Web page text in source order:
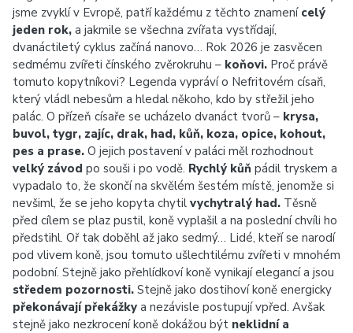
jsme zvyklí v Evropě, patří každému z těchto znamení celý
jeden rok, a jakmile se všechna zvířata vystřídají,
dvanáctiletý cyklus začíná nanovo… Rok 2026 je zasvěcen
sedmému zvířeti čínského zvěrokruhu – koňovi. Proč právě
tomuto kopytníkovi? Legenda vypráví o Nefritovém císaři,
který vládl nebesům a hledal někoho, kdo by střežil jeho
palác. O přízeň císaře se ucházelo dvanáct tvorů – krysa,
buvol, tygr, zajíc, drak, had, kůň, koza, opice, kohout,
pes a prase. O jejich postavení v paláci měl rozhodnout
velký závod po souši i po vodě. Rychlý kůň pádil tryskem a
vypadalo to, že skončí na skvělém šestém místě, jenomže si
nevšiml, že se jeho kopyta chytil vychytralý had. Těsně
před cílem se plaz pustil, koně vyplašil a na poslední chvíli ho
předstihl. Oř tak doběhl až jako sedmý… Lidé, kteří se narodí
pod vlivem koně, jsou tomuto ušlechtilému zvířeti v mnohém
podobní. Stejně jako přehlídkoví koně vynikají elegancí a jsou
středem pozornosti. Stejně jako dostihoví koně energicky
překonávají překážky a nezávisle postupují vpřed. Avšak
stejně jako nezkrocení koně dokážou být neklidní a